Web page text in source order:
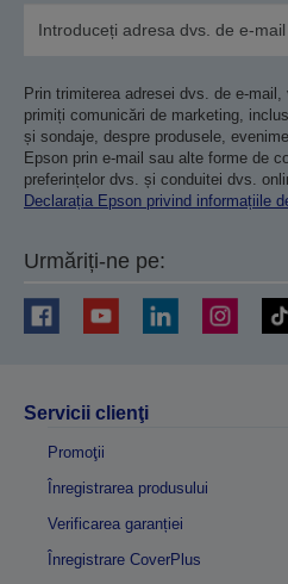
Prin trimiterea adresei dvs. de e-
primiți comunicări de marketing,
și sondaje, despre produsele,
Epson prin e-mail sau alte forme de
preferințelor dvs. și conduitei dvs.
Declarația Epson privind informațiile
Urmăriți-ne pe:
Servicii clienţi
Promoţii
Înregistrarea produsului
Verificarea garanției
Înregistrare CoverPlus